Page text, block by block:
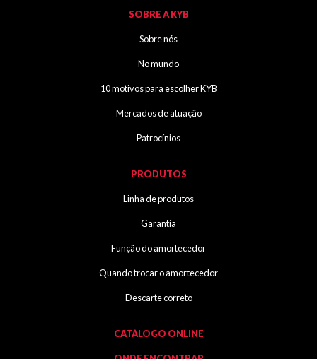
SOBRE A KYB
Sobre nós
No mundo
10 motivos para escolher KYB
Mercados de atuação
Patrocínios
PRODUTOS
Linha de produtos
Garantia
Função do amortecedor
Quando trocar o amortecedor
Descarte correto
CATÁLOGO ONLINE